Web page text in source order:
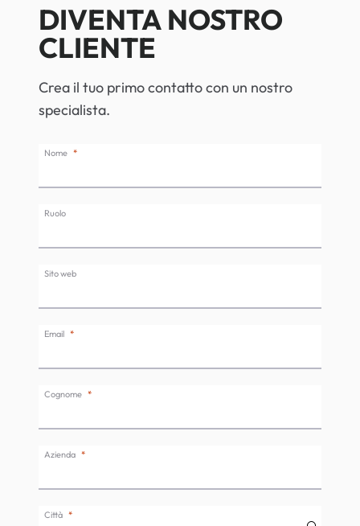
DIVENTA NOSTRO
CLIENTE
Crea il tuo primo contatto con un nostro
specialista.
Nome
Ruolo
Sito web
Email
Cognome
Azienda
Città